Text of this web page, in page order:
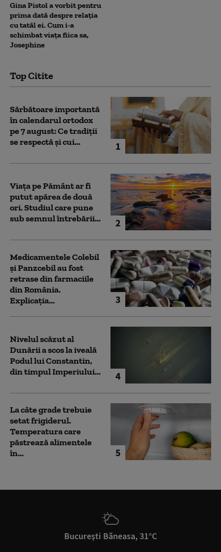
Gina Pistol a vorbit pentru
prima dată despre relația
cu tatăl ei. Cum i-a
schimbat viața fiica sa,
Josephine
Top Citite
1
Sărbătoare importantă
în calendarul ortodox
pe 7 august: Ce tradiții
se respectă și cui...
2
Viața pe Pământ ar fi
putut apărea de două
ori. Studiul care pune
sub semnul întrebării...
3
Medicamentele Colebil
și Panzcebil au fost
retrase din farmaciile
din România.
Explicația...
4
Nivelul scăzut al
Dunării a scos la iveală
Podul lui Constantin,
din timpul Imperiului...
5
La câte grade trebuie
setat frigiderul.
Temperatura care
păstrează alimentele
în...
București Băneasa, 31°C